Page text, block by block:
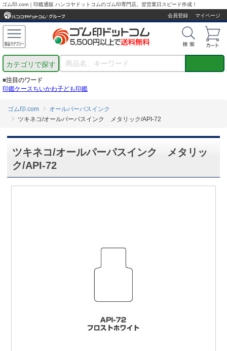
ゴム印.com｜印鑑通販 ハンコヤドットコムのゴム印専門店。翌営業日スピード作成！
会員登録
マイページ
カテゴリで探す
■注目のワード
印鑑ケースちいかわ子ども印鑑
ゴム印.com
オールパーパスインク
ツキネコ/オールパーパスインク メタリック/API-72
ツキネコ/オールパーパスインク メタリッ
ク/API-72